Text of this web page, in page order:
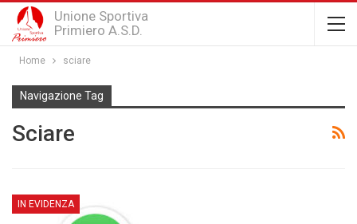
Unione Sportiva
Primiero A.S.D.
Home sciare
Navigazione Tag
Sciare
IN EVIDENZA